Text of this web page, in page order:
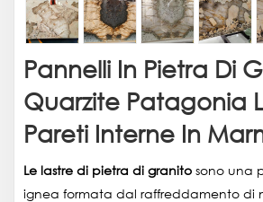
Pannelli In Pietra Di
Quarzite Patagonia
Pareti Interne In
Le lastre di pietra di granito sono una
ignea formata dal raffreddamento di